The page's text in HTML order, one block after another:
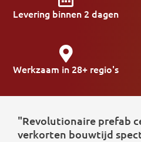
Levering binnen 2 dagen
Werkzaam in 28+ regio's
"Revolutionaire prefab
verkorten bouwtijd